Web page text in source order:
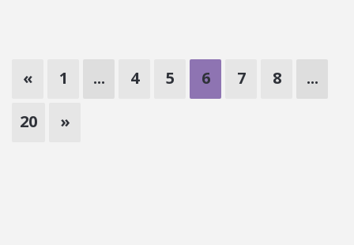
« 1 ... 4 5 6 7 8 ...
20 »